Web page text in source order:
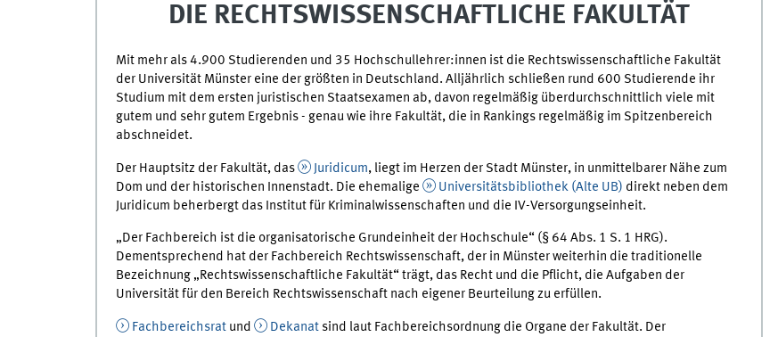
DIE RECHTSWISSENSCHAFTLICHE FAKULTÄT
Mit mehr als 4.900 Studierenden und 35 Hochschullehrer:innen ist die Rechtswissenschaftliche Fakultät
der Universität Münster eine der größten in Deutschland. Alljährlich schließen rund 600 Studierende ihr
Studium mit dem ersten juristischen Staatsexamen ab, davon regelmäßig überdurchschnittlich viele mit
gutem und sehr gutem Ergebnis - genau wie ihre Fakultät, die in Rankings regelmäßig im Spitzenbereich
abschneidet.
Der Hauptsitz der Fakultät, das Juridicum, liegt im Herzen der Stadt Münster, in unmittelbarer Nähe zum
Dom und der historischen Innenstadt. Die ehemalige
Universitätsbibliothek (Alte UB) direkt neben dem
Juridicum beherbergt das Institut für Kriminalwissenschaften und die IV-Versorgungseinheit.
„Der Fachbereich ist die organisatorische Grundeinheit der Hochschule“ (§ 64 Abs. 1 S. 1 HRG).
Dementsprechend hat der Fachbereich Rechtswissenschaft, der in Münster weiterhin die traditionelle
Bezeichnung „Rechtswissenschaftliche Fakultät“ trägt, das Recht und die Pflicht, die Aufgaben der
Universität für den Bereich Rechtswissenschaft nach eigener Beurteilung zu erfüllen.
Fachbereichsratund Dekanat sind laut Fachbereichsordnung die Organe der Fakultät. Der